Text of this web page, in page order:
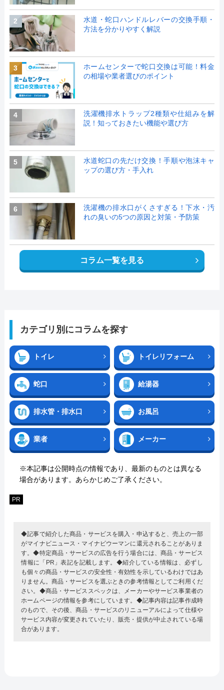
2
水道・蛇口ハンドルレバーの交換手順・
方法を分かりやすく解説
3
ホームセンターで蛇口交換は可能！料金
の相場や業者選びのポイント
4
洗濯機排水トラップ2種類や仕組みを解
説！知っておきたい機能や選び方
5
水道蛇口の先だけ交換！手順や泡沫キャ
ップの選び方・手入れ
6
洗濯機の排水口がくさすぎる！下水・汚
れの臭いの5つの原因と対策・予防策
コラム一覧を見る
カテゴリ別にコラムを探す
トイレ トイレリフォーム
蛇口 給湯器
排水管・排水口 お風呂
業者 メーカー
※本記事は公開時点の情報であり、最新のものとは異なる
場合があります。あらかじめご了承ください。
PR
◆記事で紹介した商品・サービスを購入・申込すると、売上の一部
がマイナビニュース・マイナビウーマンに還元されることがありま
す。◆特定商品・サービスの広告を行う場合には、商品・サービス
情報に「PR」表記を記載します。◆紹介している情報は、必ずし
も個々の商品・サービスの安全性・有効性を示しているわけではあ
りません。商品・サービスを選ぶときの参考情報としてご利用くだ
さい。◆商品・サービススペックは、メーカーやサービス事業者の
ホームページの情報を参考にしています。◆記事内容は記事作成時
のもので、その後、商品・サービスのリニューアルによって仕様や
サービス内容が変更されていたり、販売・提供が中止されている場
合があります。